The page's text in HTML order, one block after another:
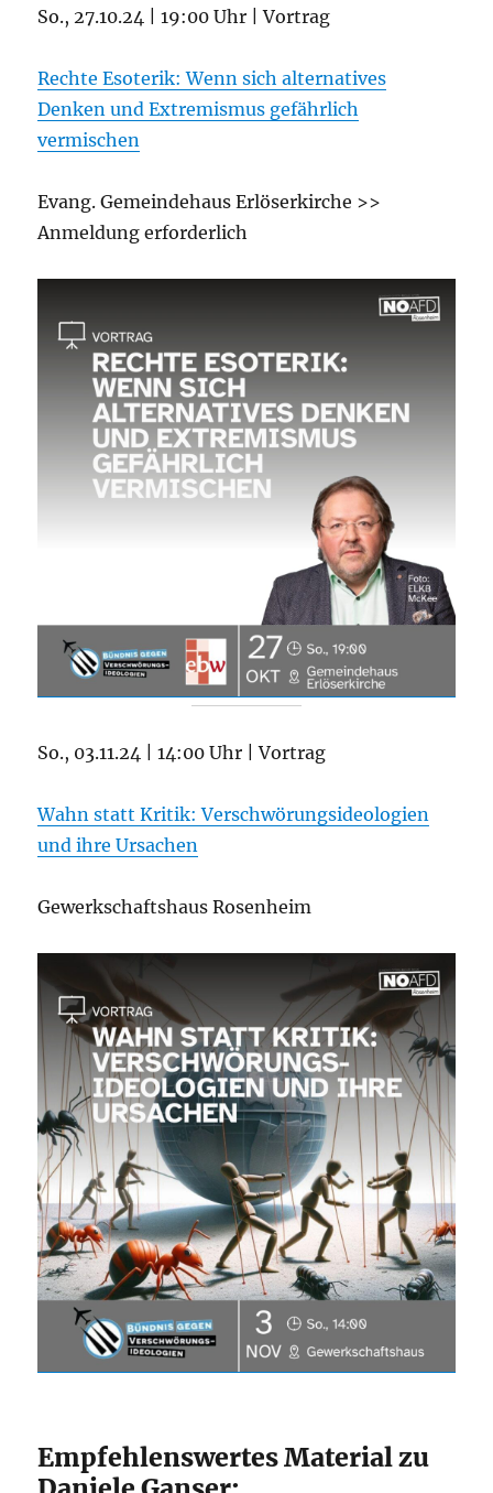
So., 27.10.24 | 19:00 Uhr | Vortrag
Rechte Esoterik: Wenn sich alternatives
Denken und Extremismus gefährlich
vermischen
Evang. Gemeindehaus Erlöserkirche >>
Anmeldung erforderlich
So., 03.11.24 | 14:00 Uhr | Vortrag
Wahn statt Kritik: Verschwörungsideologien
und ihre Ursachen
Gewerkschaftshaus Rosenheim
Empfehlenswertes Material zu